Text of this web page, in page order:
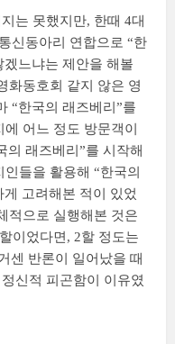
는 못했지만, 한때 4대
신동아리 연합으로 “한
느냐는 제안을 해볼
화동호회 같지 않은 영
“한국의 래즈베리”를
어느 정도 방문객이
의 래즈베리”를 시작해
들을 활용해 “한국의
고려해본 적이 있었
적으로 실행해본 것은
이었다면, 2할 정도는
센 반론이 일어났을 때
신적 피곤함이 이유였